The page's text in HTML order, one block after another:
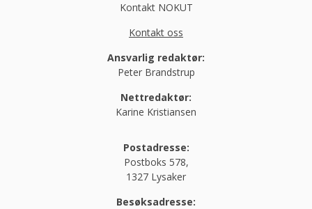
Kontakt NOKUT
Kontakt oss
Ansvarlig redaktør:
Peter Brandstrup
Nettredaktør:
Karine Kristiansen
Postadresse:
Postboks 578,
1327 Lysaker
Besøksadresse: